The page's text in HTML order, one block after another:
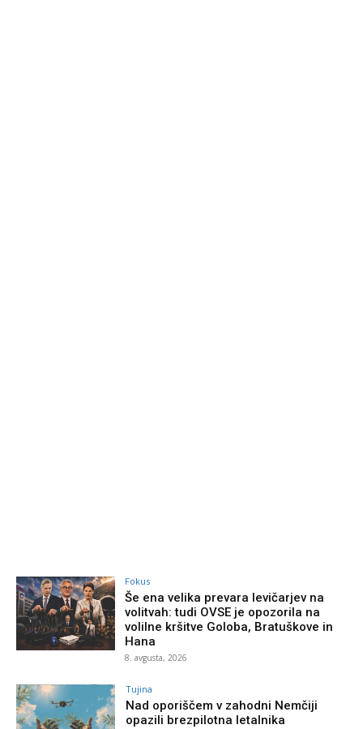
Fokus
Še ena velika prevara levičarjev na
volitvah: tudi OVSE je opozorila na
volilne kršitve Goloba, Bratuškove in
Hana
8. avgusta, 2026
Tujina
Nad oporiščem v zahodni Nemčiji
opazili brezpilotna letalnika